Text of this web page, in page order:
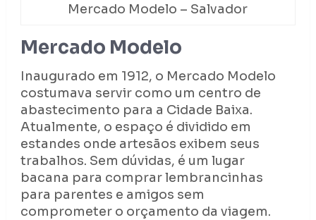
Mercado Modelo – Salvador
Mercado Modelo
Inaugurado em 1912, o Mercado Modelo
costumava servir como um centro de
abastecimento para a Cidade Baixa.
Atualmente, o espaço é dividido em
estandes onde artesãos exibem seus
trabalhos. Sem dúvidas, é um lugar
bacana para comprar lembrancinhas
para parentes e amigos sem
comprometer o orçamento da viagem.